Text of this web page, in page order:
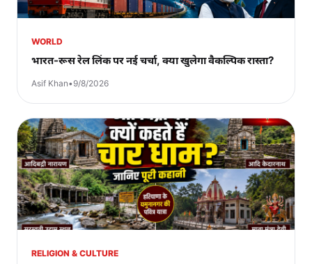
WORLD
भारत-रूस रेल लिंक पर नई चर्चा, क्या खुलेगा वैकल्पिक रास्ता?
Asif Khan•9/8/2026
RELIGION & CULTURE